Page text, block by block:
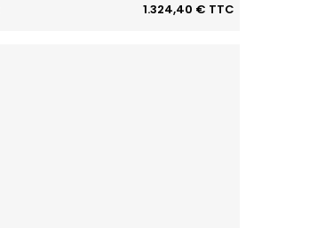
1.324,40 € TTC